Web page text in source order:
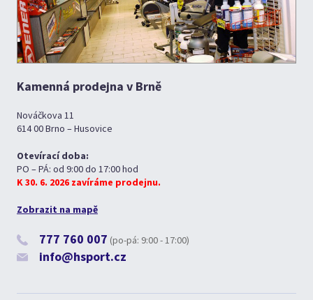
Kamenná prodejna v Brně
Nováčkova 11
614 00 Brno – Husovice
Otevírací doba:
PO – PÁ: od 9:00 do 17:00 hod
K 30. 6. 2026 zavíráme prodejnu.
Zobrazit na mapě
777 760 007 (po-pá: 9:00 - 17:00)
info@hsport.cz